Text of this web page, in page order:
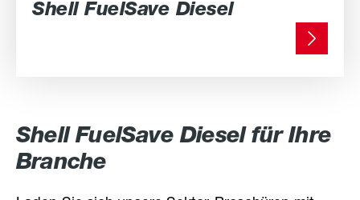
Shell FuelSave Diesel
Shell FuelSave Diesel für Ihre
Branche